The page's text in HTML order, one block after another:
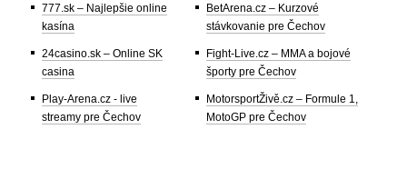
777.sk – Najlepšie online
kasína
24casino.sk – Online SK
casina
Play-Arena.cz - live
streamy pre Čechov
BetArena.cz – Kurzové
stávkovanie pre Čechov
Fight-Live.cz – MMA a bojové
športy pre Čechov
MotorsportŽivě.cz – Formule 1,
MotoGP pre Čechov